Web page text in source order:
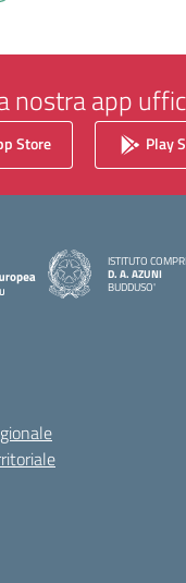
nostra app
Store Play
ISTITUTO
D. A. AZUNI
BUDDUSO'